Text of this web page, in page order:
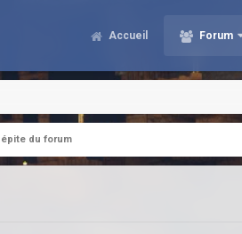
Accueil Forum
du forum